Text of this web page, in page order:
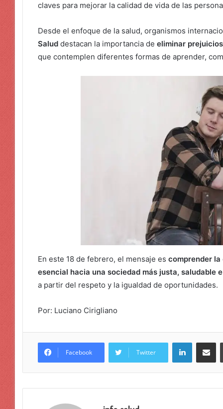
claves para mejorar la calidad de vida de las
Desde el enfoque de la salud, organismos
Salud destacan la importancia de eliminar prejuicios
que contemplen diferentes formas de aprender,
En este 18 de febrero, el mensaje es comprender la
esencial hacia una sociedad más justa, saludable
a partir del respeto y la igualdad de oportunidades.
Por: Luciano Cirigliano
Facebook Twitter
LinkedIn